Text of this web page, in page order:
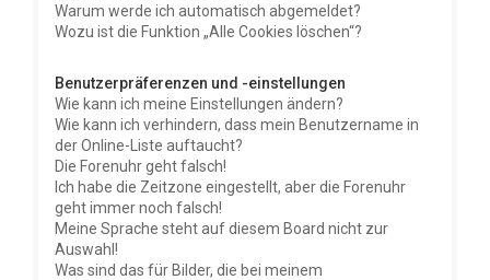
Warum werde ich automatisch abgemeldet?
Wozu ist die Funktion „Alle Cookies löschen“?
Benutzerpräferenzen und -einstellungen
Wie kann ich meine Einstellungen ändern?
Wie kann ich verhindern, dass mein Benutzername in
der Online-Liste auftaucht?
Die Forenuhr geht falsch!
Ich habe die Zeitzone eingestellt, aber die Forenuhr
geht immer noch falsch!
Meine Sprache steht auf diesem Board nicht zur
Auswahl!
Was sind das für Bilder, die bei meinem